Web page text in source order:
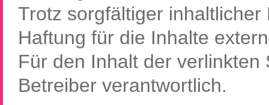
Trotz sorgfältiger
Haftung für die Inhalte
Für den Inhalt der
Betreiber verantwortlich.